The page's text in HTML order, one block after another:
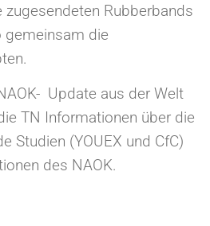
zugesendeten Rubberbands
gemeinsam die
Update aus der Welt
TN Informationen über die
Studien (YOUEX und CfC)
des NAOK.